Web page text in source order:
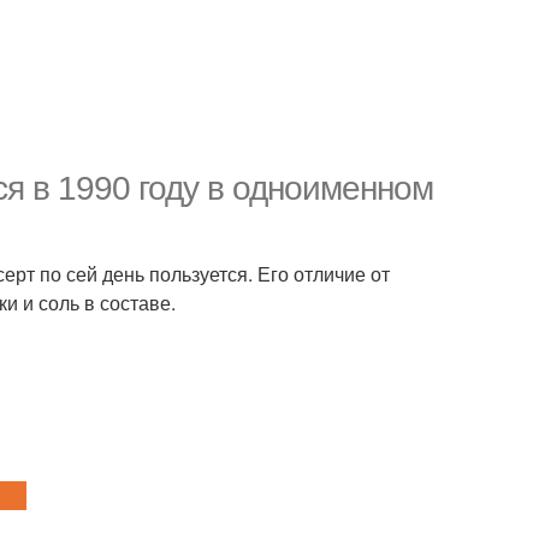
в 1990 году в одноименном
по сей день пользуется. Его отличие от
и соль в составе.